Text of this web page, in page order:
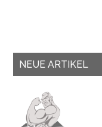
NEUE ARTIKEL